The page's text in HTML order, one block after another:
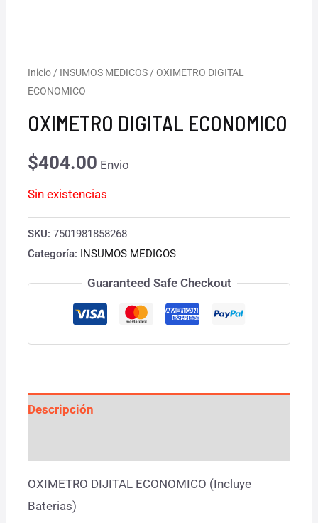
Inicio/ INSUMOS MEDICOS/ OXIMETRO DIGITAL
ECONOMICO
OXIMETRO DIGITAL ECONOMICO
$404.00 Envio
Sin existencias
SKU:7501981858268
Categoría: INSUMOS MEDICOS
Guaranteed Safe Checkout
Descripción
OXIMETRO DIJITAL ECONOMICO (Incluye
Baterias)